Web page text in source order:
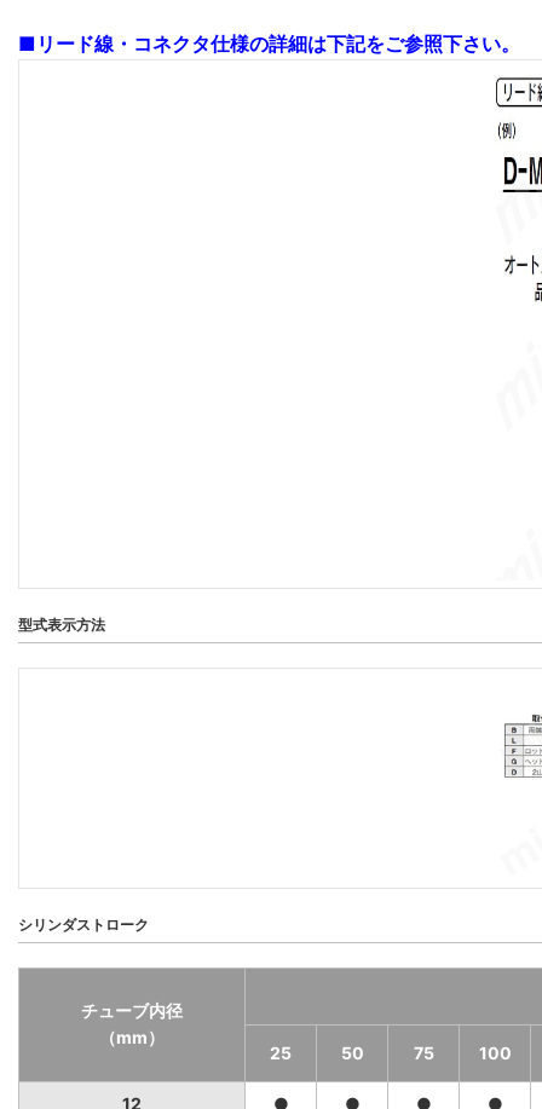
■リード線・コネクタ仕様の詳細は下記をご参照下さい。
型式表示方法
シリンダストローク
チューブ内径
（mm）
25 50 75 100
12 ● ● ● ●